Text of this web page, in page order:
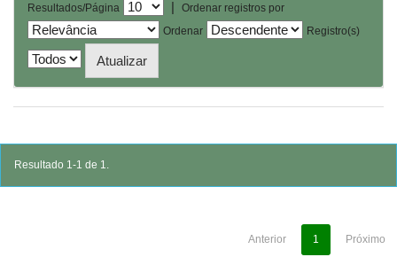
Resultados/Página |
Ordenar registros por
Ordenar
Registro(s)
Resultado 1-1 de 1.
Anterior 1 Próximo